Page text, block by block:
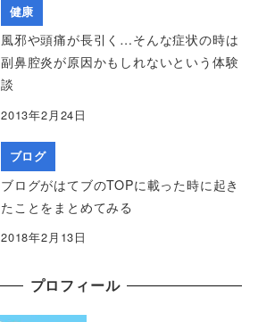
健康
風邪や頭痛が長引く…そんな症状の時は
副鼻腔炎が原因かもしれないという体験
談
2013年2月24日
ブログ
ブログがはてブのTOPに載った時に起き
たことをまとめてみる
2018年2月13日
プロフィール